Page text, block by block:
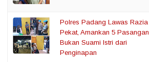
Polres Padang Lawas Razia
Pekat, Amankan 5 Pasangan
Bukan Suami Istri dari
Penginapan